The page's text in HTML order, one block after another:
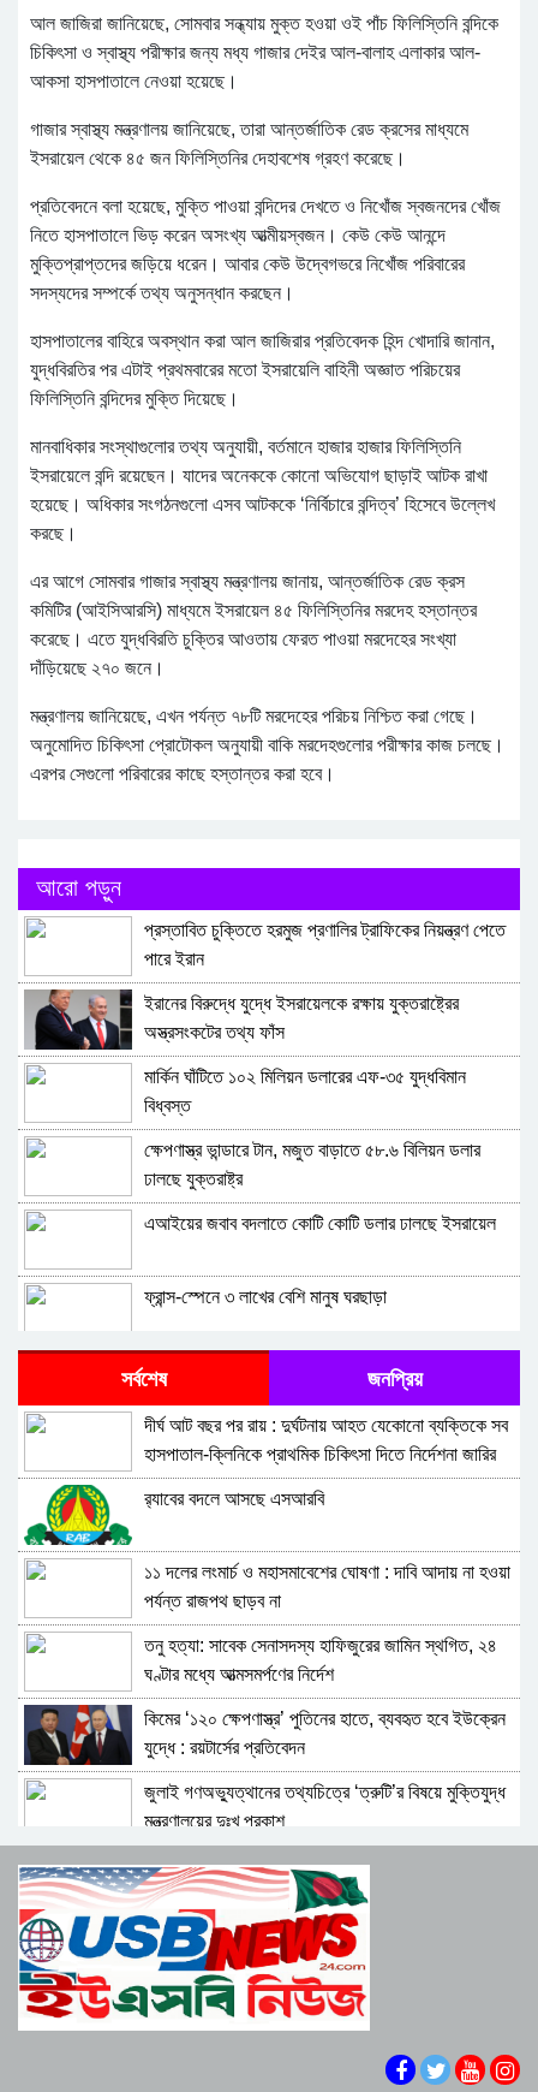
আল জাজিরা জানিয়েছে, সোমবার সন্ধ্যায় মুক্ত হওয়া ওই পাঁচ ফিলিস্তিনি বন্দিকে
চিকিৎসা ও স্বাস্থ্য পরীক্ষার জন্য মধ্য গাজার দেইর আল-বালাহ এলাকার আল-
আকসা হাসপাতালে নেওয়া হয়েছে।
গাজার স্বাস্থ্য মন্ত্রণালয় জানিয়েছে, তারা আন্তর্জাতিক রেড ক্রসের মাধ্যমে
ইসরায়েল থেকে ৪৫ জন ফিলিস্তিনির দেহাবশেষ গ্রহণ করেছে।
প্রতিবেদনে বলা হয়েছে, মুক্তি পাওয়া বন্দিদের দেখতে ও নিখোঁজ স্বজনদের খোঁজ
নিতে হাসপাতালে ভিড় করেন অসংখ্য আত্মীয়স্বজন। কেউ কেউ আনন্দে
মুক্তিপ্রাপ্তদের জড়িয়ে ধরেন। আবার কেউ উদ্বেগভরে নিখোঁজ পরিবারের
সদস্যদের সম্পর্কে তথ্য অনুসন্ধান করছেন।
হাসপাতালের বাহিরে অবস্থান করা আল জাজিরার প্রতিবেদক হিন্দ খোদারি জানান,
যুদ্ধবিরতির পর এটাই প্রথমবারের মতো ইসরায়েলি বাহিনী অজ্ঞাত পরিচয়ের
ফিলিস্তিনি বন্দিদের মুক্তি দিয়েছে।
মানবাধিকার সংস্থাগুলোর তথ্য অনুযায়ী, বর্তমানে হাজার হাজার ফিলিস্তিনি
ইসরায়েলে বন্দি রয়েছেন। যাদের অনেককে কোনো অভিযোগ ছাড়াই আটক রাখা
হয়েছে। অধিকার সংগঠনগুলো এসব আটককে ‘নির্বিচারে বন্দিত্ব’ হিসেবে উল্লেখ
করছে।
এর আগে সোমবার গাজার স্বাস্থ্য মন্ত্রণালয় জানায়, আন্তর্জাতিক রেড ক্রস
কমিটির (আইসিআরসি) মাধ্যমে ইসরায়েল ৪৫ ফিলিস্তিনির মরদেহ হস্তান্তর
করেছে। এতে যুদ্ধবিরতি চুক্তির আওতায় ফেরত পাওয়া মরদেহের সংখ্যা
দাঁড়িয়েছে ২৭০ জনে।
মন্ত্রণালয় জানিয়েছে, এখন পর্যন্ত ৭৮টি মরদেহের পরিচয় নিশ্চিত করা গেছে।
অনুমোদিত চিকিৎসা প্রোটোকল অনুযায়ী বাকি মরদেহগুলোর পরীক্ষার কাজ চলছে।
এরপর সেগুলো পরিবারের কাছে হস্তান্তর করা হবে।
আরো পড়ুন
প্রস্তাবিত চুক্তিতে হরমুজ প্রণালির ট্রাফিকের নিয়ন্ত্রণ পেতে
পারে ইরান
ইরানের বিরুদ্ধে যুদ্ধে ইসরায়েলকে রক্ষায় যুক্তরাষ্ট্রের
অস্ত্রসংকটের তথ্য ফাঁস
মার্কিন ঘাঁটিতে ১০২ মিলিয়ন ডলারের এফ-৩৫ যুদ্ধবিমান
বিধ্বস্ত
ক্ষেপণাস্ত্র ভান্ডারে টান, মজুত বাড়াতে ৫৮.৬ বিলিয়ন ডলার
ঢালছে যুক্তরাষ্ট্র
এআইয়ের জবাব বদলাতে কোটি কোটি ডলার ঢালছে ইসরায়েল
ফ্রান্স-স্পেনে ৩ লাখের বেশি মানুষ ঘরছাড়া
ইরানের পাল্টা হামলায় ২০০ জনের বেশি মার্কিন সেনা নিহত : দাবি
মানবাধিকার ইস্যুতে ইইউর অবস্থানকে ‘ভণ্ডামি’ বলল ইরান
বাহরাইন-জর্ডানে মার্কিন ঘাঁটিতে ইরানের ড্রোন হামলা
জাহাজে হামলা করলেই ইরানের একটি সেতু বা বিদ্যুৎকেন্দ্র
ধ্বংস হবে: ট্রাম্প
গাজা পুনরুদ্ধার পরিকল্পনা পরিত্যাগ করেছে ট্রাম্পের বোর্ড অব
পিস
ট্রাম্পের স্বাক্ষর মূল্যহীন, যুক্তরাষ্ট্রকে অবিস্মরণীয় শিক্ষা দেব:
সৌদি আরবে মার্কিন ঘাঁটিতে ইরানের ক্ষেপণাস্ত্র হামলা
বন্দর আব্বাসে নতুন করে মার্কিন হামলা, দাবি সেন্টকমের
সর্বশেষ জনপ্রিয়
দীর্ঘ আট বছর পর রায় : দুর্ঘটনায় আহত যেকোনো ব্যক্তিকে সব
হাসপাতাল-ক্লিনিকে প্রাথমিক চিকিৎসা দিতে নির্দেশনা জারির
নির্দেশ
র‍্যাবের বদলে আসছে এসআরবি
১১ দলের লংমার্চ ও মহাসমাবেশের ঘোষণা : দাবি আদায় না হওয়া
পর্যন্ত রাজপথ ছাড়ব না
তনু হত্যা: সাবেক সেনাসদস্য হাফিজুরের জামিন স্থগিত, ২৪
ঘণ্টার মধ্যে আত্মসমর্পণের নির্দেশ
কিমের ‘১২০ ক্ষেপণাস্ত্র’ পুতিনের হাতে, ব্যবহৃত হবে ইউক্রেন
যুদ্ধে : রয়টার্সের প্রতিবেদন
জুলাই গণঅভ্যুত্থানের তথ্যচিত্রে ‘ত্রুটি’র বিষয়ে মুক্তিযুদ্ধ
মন্ত্রণালয়ের দুঃখ প্রকাশ
প্রস্তাবিত চুক্তিতে হরমুজ প্রণালির ট্রাফিকের নিয়ন্ত্রণ পেতে
পারে ইরান
জাতিসংঘে জুলাই গণঅভ্যুত্থান দিবস পালিত
জুলাই গণঅভ্যুত্থানে হত্যাকাণ্ডের বিচার নিশ্চিতের দাবি
যে ডকুমেন্টারিতে আবু সাঈদ নেই, সেটি কোনো ডকুমেন্টারিই হতে